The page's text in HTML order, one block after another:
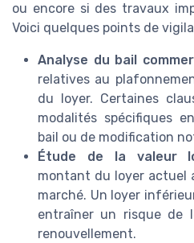
ou encore si des travaux
Voici quelques points de
Analyse du bail
relatives au
du loyer. Certaines
modalités spécifiques
bail ou de modification
Étude de la valeur
montant du loyer actuel
marché. Un loyer
entraîner un risque de
renouvellement.